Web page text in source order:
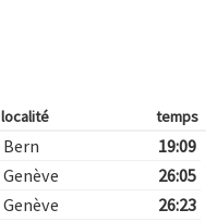
localité temps
Bern
19:09
Genève
26:05
Genève
26:23